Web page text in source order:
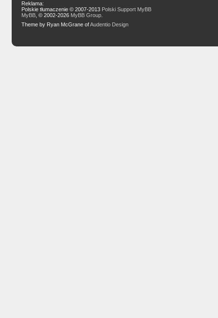
Reklama:
Polskie tłumaczenie © 2007-2013 Polski Support MyBB
MyBB, © 2002-2026 MyBB Group.
Theme by Ryan McGrane ofAudentio Design